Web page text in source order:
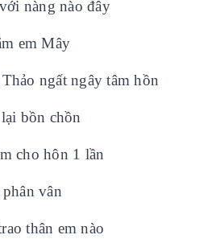
nàng nào đây
em Mây
ngất ngây tâm hồn
bồn chồn
cho hôn 1 lần
vân
thân em nào